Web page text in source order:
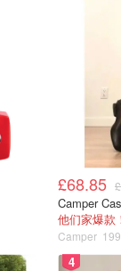
£68.85
Camper
他们家爆款
Camper
4